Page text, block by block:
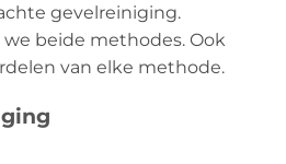
gevelreiniging.
beide methodes. Ook
van elke methode.